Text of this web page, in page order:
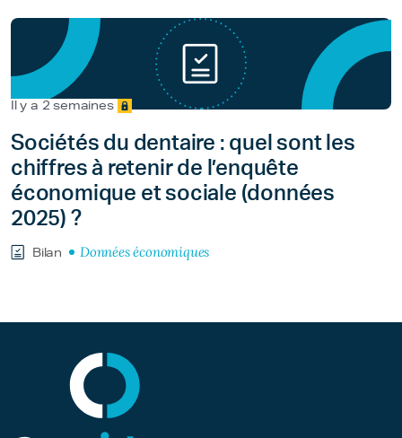
Il y a 2 semaines
Sociétés du dentaire : quel sont les
chiffres à retenir de l’enquête
économique et sociale (données
2025) ?
Bilan Données économiques